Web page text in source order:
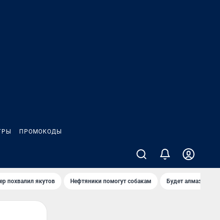
ПРОМОКОДЫ
похвалил якутов Нефтяники помогут собакам Будет алмазный